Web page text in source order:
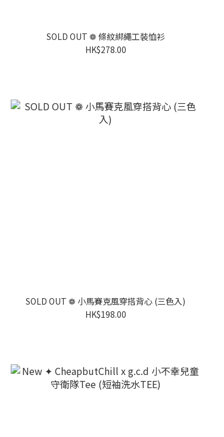
SOLD OUT ❁ 條紋綁繩工裝恤衫
HK$278.00
SOLD OUT ❁ 小馬賽克風穿搭背心 (三色入)
HK$198.00